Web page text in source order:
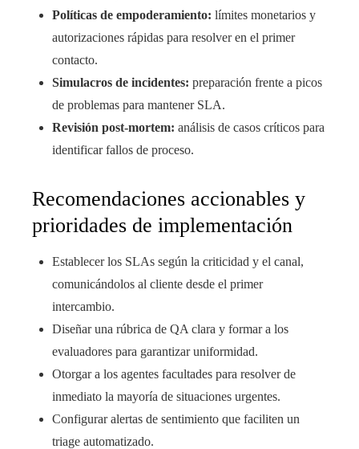
Políticas de empoderamiento: límites monetarios y
autorizaciones rápidas para resolver en el primer
contacto.
Simulacros de incidentes: preparación frente a picos
de problemas para mantener SLA.
Revisión post-mortem: análisis de casos críticos para
identificar fallos de proceso.
Recomendaciones accionables y
prioridades de implementación
Establecer los SLAs según la criticidad y el canal,
comunicándolos al cliente desde el primer
intercambio.
Diseñar una rúbrica de QA clara y formar a los
evaluadores para garantizar uniformidad.
Otorgar a los agentes facultades para resolver de
inmediato la mayoría de situaciones urgentes.
Configurar alertas de sentimiento que faciliten un
triage automatizado.